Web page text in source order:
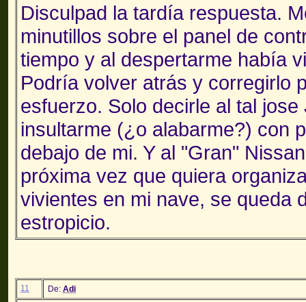
Disculpad la tardía respuesta.
minutillos sobre el panel de
tiempo y al despertarme había
Podría volver atrás y corregirlo
esfuerzo. Solo decirle al tal
insultarme (¿o alabarme?) con
debajo de mi. Y al "Gran"
próxima vez que quiera
vivientes en mi nave, se queda
estropicio.
11 De: Adi